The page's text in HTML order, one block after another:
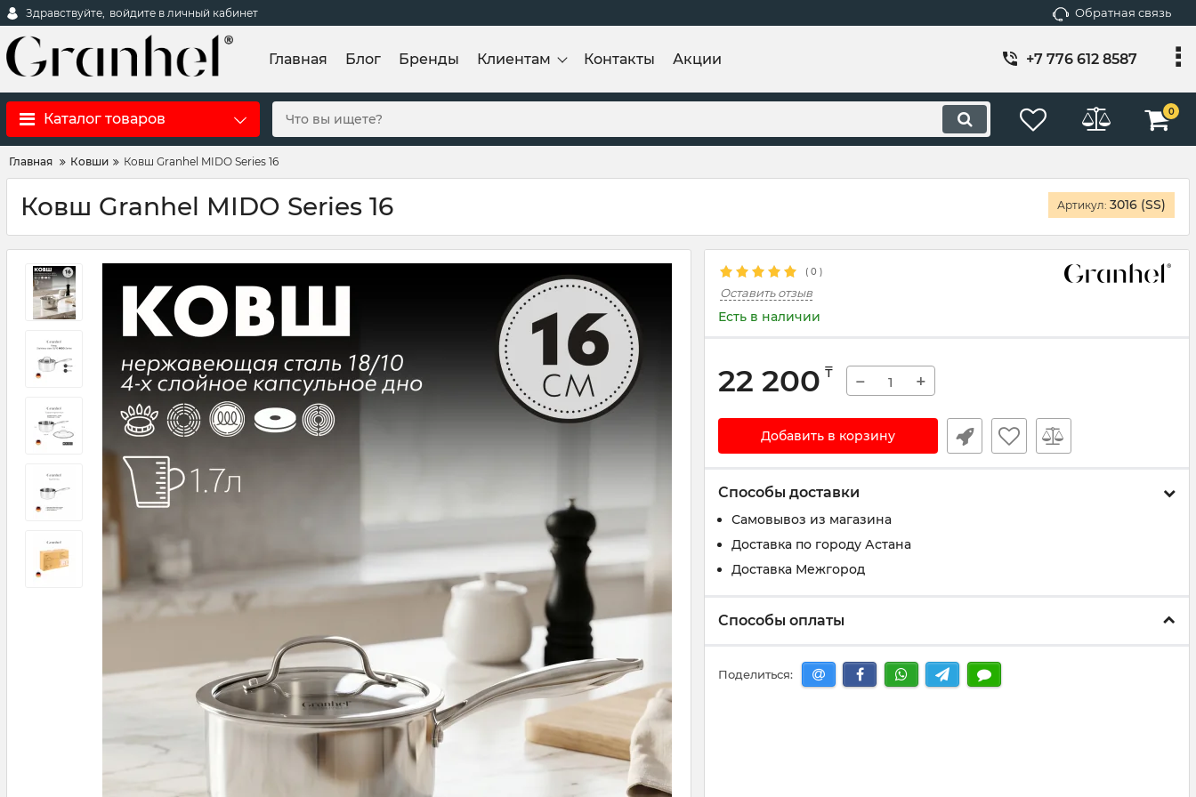
Здравствуйте, войдите в личный кабинет Обратная связь
Главная Блог Бренды Клиентам Контакты Акции +7 776 612 8587
Каталог товаров 0
Главная Ковши Ковш Granhel MIDO Series 16
Ковш Granhel MIDO Series 16 Артикул: 3016 (SS)
( 0 )
Оставить отзыв
Есть в наличии
22 200 ₸ − +
Добавить в корзину
Способы доставки
Самовывоз из магазина
Доставка по городу Астана
Доставка Межгород
Способы оплаты
Поделиться: